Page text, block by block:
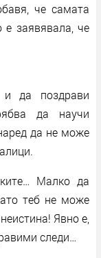
че самата
е заявявала, че
да поздрави
да научи
да не може
Малко да
теб не може
Явно е,
следи…